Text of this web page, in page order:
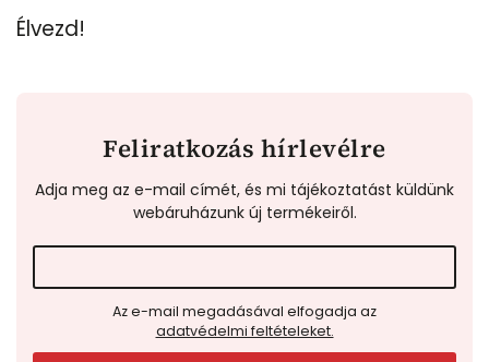
Élvezd!
Feliratkozás hírlevélre
Adja meg az e-mail címét, és mi tájékoztatást küldünk
webáruházunk új termékeiről.
adatvédelmi feltételeket.